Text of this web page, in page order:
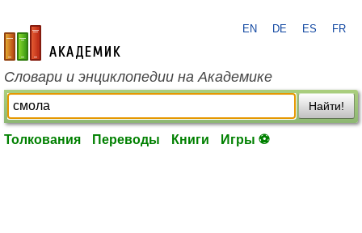
academic.ru
EN DE ES FR
Словари и энциклопедии на Академике
Найти!
Толкования Переводы Книги Игры ⚽